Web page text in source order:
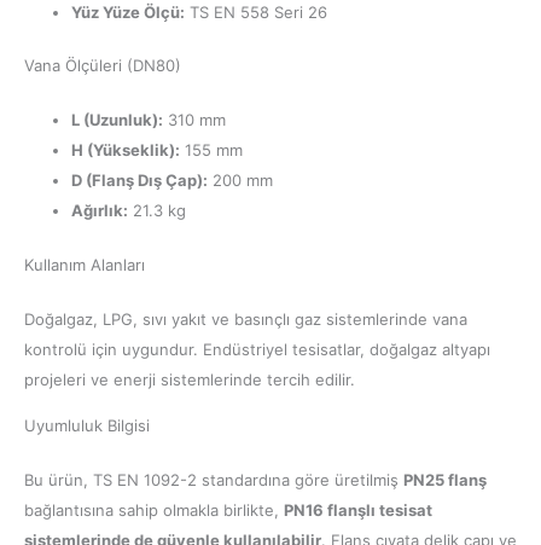
Yüz Yüze Ölçü: TS EN 558 Seri 26
Vana Ölçüleri (DN80)
L (Uzunluk): 310 mm
H (Yükseklik): 155 mm
D (Flanş Dış Çap): 200 mm
Ağırlık: 21.3 kg
Kullanım Alanları
Doğalgaz, LPG, sıvı yakıt ve basınçlı gaz sistemlerinde vana
kontrolü için uygundur. Endüstriyel tesisatlar, doğalgaz altyapı
projeleri ve enerji sistemlerinde tercih edilir.
Uyumluluk Bilgisi
Bu ürün, TS EN 1092-2 standardına göre üretilmiş PN25 flanş
bağlantısına sahip olmakla birlikte, PN16 flanşlı tesisat
sistemlerinde de güvenle kullanılabilir. Flanş cıvata delik çapı ve